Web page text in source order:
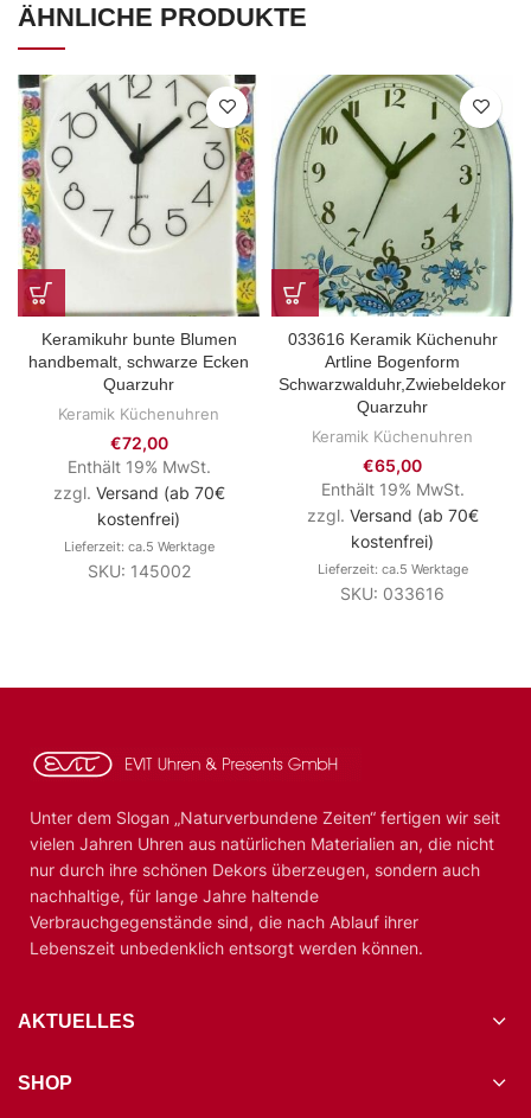
ÄHNLICHE PRODUKTE
Keramikuhr bunte Blumen
handbemalt, schwarze Ecken
Quarzuhr
Keramik Küchenuhren
€72,00
Enthält 19% MwSt.
zzgl. Versand (ab 70€
kostenfrei)
Lieferzeit: ca.5 Werktage
SKU: 145002
033616 Keramik Küchenuhr
Artline Bogenform
Schwarzwalduhr,Zwiebeldekor
Quarzuhr
Keramik Küchenuhren
€65,00
Enthält 19% MwSt.
zzgl. Versand (ab 70€
kostenfrei)
Lieferzeit: ca.5 Werktage
SKU: 033616
Unter dem Slogan „Naturverbundene Zeiten“ fertigen wir seit
vielen Jahren Uhren aus natürlichen Materialien an, die nicht
nur durch ihre schönen Dekors überzeugen, sondern auch
nachhaltige, für lange Jahre haltende
Verbrauchgegenstände sind, die nach Ablauf ihrer
Lebenszeit unbedenklich entsorgt werden können.
AKTUELLES
SHOP